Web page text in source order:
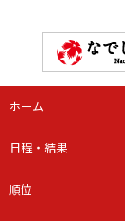
ホーム
日程・結果
順位